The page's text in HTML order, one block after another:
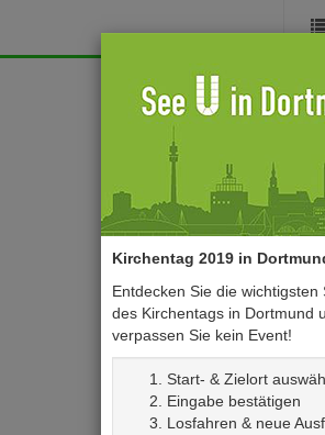
Dortmund
Kirchentag 2019 in
Entdecken Sie die wichtigsten
des Kirchentags in Dortmund
verpassen Sie kein Event!
Start- & Zielort
Eingabe bestätigen
Losfahren & neue